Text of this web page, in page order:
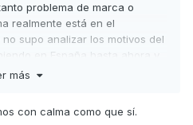
problema de marca o
realmente está en el
supo analizar los motivos del
en España hasta ahora y
más
con calma como que sí.